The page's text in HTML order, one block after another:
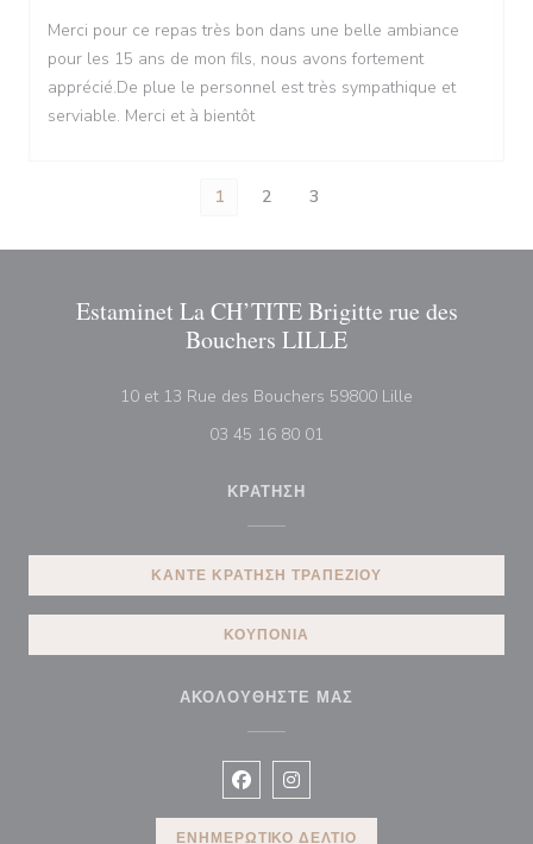
Merci pour ce repas très bon dans une belle ambiance
pour les 15 ans de mon fils, nous avons fortement
apprécié.De plue le personnel est très sympathique et
serviable. Merci et à bientôt
1 2 3
Estaminet La CH’TITE Brigitte rue des
Bouchers LILLE
10 et 13 Rue des Bouchers 59800 Lille
03 45 16 80 01
ΚΡΆΤΗΣΗ
ΚΆΝΤΕ ΚΡΆΤΗΣΗ ΤΡΑΠΕΖΙΟΎ
ΚΟΥΠΌΝΙΑ
ΑΚΟΛΟΥΘΉΣΤΕ ΜΑΣ
Facebook ((ανοίγει σε νέο
Instagram ((ανοίγει σε νέο
ΕΝΗΜΕΡΩΤΙΚΌ ΔΕΛΤΊΟ